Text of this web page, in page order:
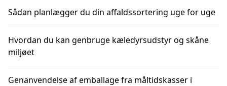
Sådan planlægger du din affaldssortering uge for uge
Hvordan du kan genbruge kæledyrsudstyr og skåne
miljøet
Genanvendelse af emballage fra måltidskasser i